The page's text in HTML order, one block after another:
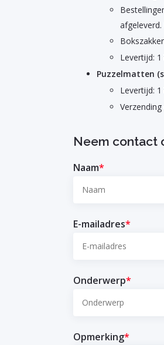
Levertijd:
Puzzelmatten
Levertijd:
Neem contact
Naam*
E-mailadres*
Onderwerp*
Opmerking*